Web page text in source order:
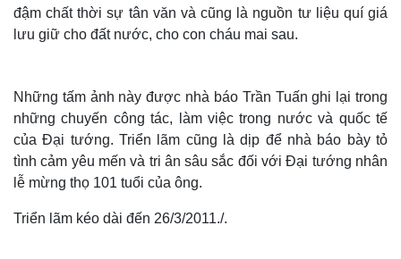
đậm chất thời sự tân văn và cũng là nguồn tư liệu quí giá
lưu giữ cho đất nước, cho con cháu mai sau.
Những tấm ảnh này được nhà báo Trần Tuấn ghi lại trong
những chuyến công tác, làm việc trong nước và quốc tế
của Đại tướng. Triển lãm cũng là dịp để nhà báo bày tỏ
tình cảm yêu mến và tri ân sâu sắc đối với Đại tướng nhân
lễ mừng thọ 101 tuổi của ông.
Triển lãm kéo dài đến 26/3/2011./.